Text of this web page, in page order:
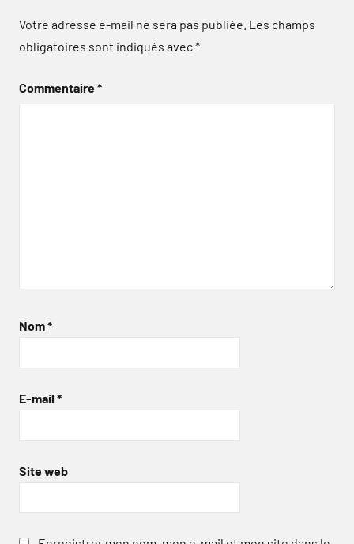
Votre adresse e-mail ne sera pas publiée. Les champs
obligatoires sont indiqués avec*
Commentaire*
Nom*
E-mail *
Site web